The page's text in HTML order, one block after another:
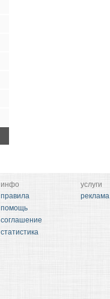
инфо
правила
помощь
соглашение
статистика
услуги
реклама